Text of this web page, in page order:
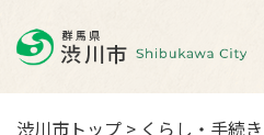
渋川市トップ > くらし・手続き